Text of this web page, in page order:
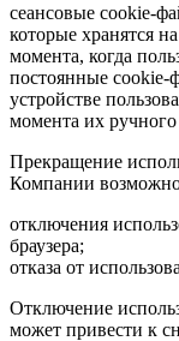
сеансовые cookie-
которые хранятся
момента, когда
постоянные cookie-
устройстве
момента их ручного
Прекращение
Компании
отключения
браузера;
отказа от
Отключение
может привести к